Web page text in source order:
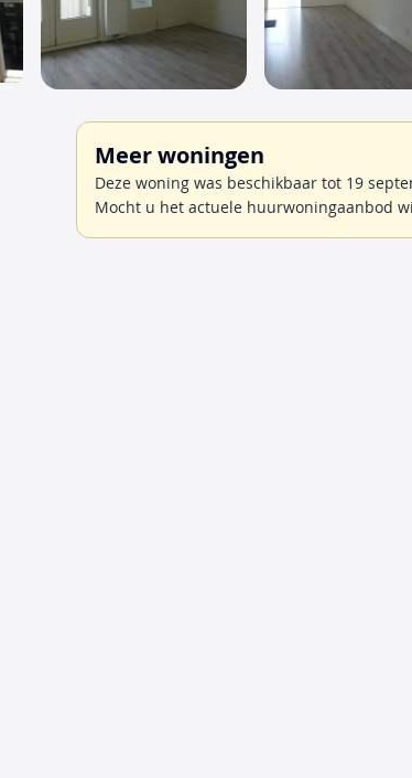
Meer woningen
Deze woning was beschikbaar tot 19
Mocht u het actuele huurwoningaanbod